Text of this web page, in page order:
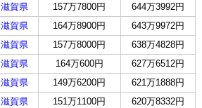
滋賀県 157万7800円
644万3992円
滋賀県 164万8900円
643万9972円
滋賀県 157万8000円
638万4828円
滋賀県 164万600円
627万6512円
滋賀県 149万6200円
621万1888円
滋賀県 151万1100円
620万8332円